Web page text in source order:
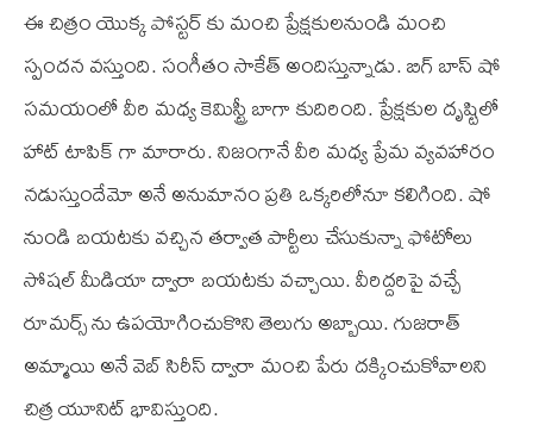
ఈ చిత్రం యొక్క పోస్టర్ కు మంచి ప్రేక్షకులనుండి మంచి
స్పందన వస్తుంది. సంగీతం సాకేత్ అందిస్తున్నాడు. బిగ్ బాస్ షో
సమయంలో వీరి మధ్య కెమిస్ట్రీ బాగా కుదిరింది. ప్రేక్షకుల దృష్టిలో
హాట్ టాపిక్ గా మారారు. నిజంగానే వీరి మధ్య ప్రేమ వ్యవహారం
నడుస్తుందేమో అనే అనుమానం ప్రతి ఒక్కరిలోనూ కలిగింది. షో
నుండి బయటకు వచ్చిన తర్వాత పార్టీలు చేసుకున్నా ఫోటోలు
సోషల్ మీడియా ద్వారా బయటకు వచ్చాయి. వీరిద్దరిపై వచ్చే
రూమర్స్ ను ఉపయోగించుకొని తెలుగు అబ్బాయి. గుజరాత్
అమ్మాయి అనే వెబ్ సిరీస్ ద్వారా మంచి పేరు దక్కించుకోవాలని
చిత్ర యూనిట్ భావిస్తుంది.